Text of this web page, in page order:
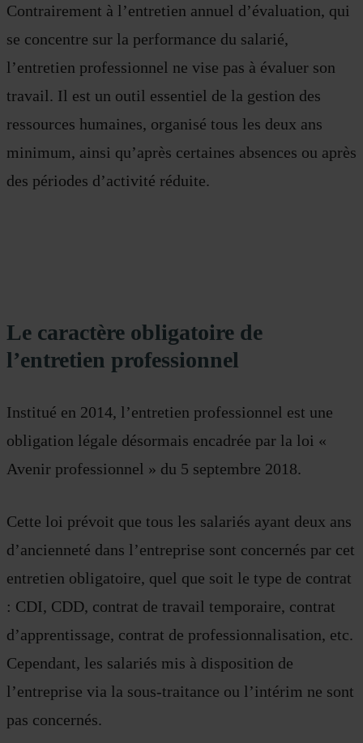
Contrairement à l’entretien annuel d’évaluation, qui
se concentre sur la performance du salarié,
l’entretien professionnel ne vise pas à évaluer son
travail. Il est un outil essentiel de la gestion des
ressources humaines, organisé tous les deux ans
minimum, ainsi qu’après certaines absences ou après
des périodes d’activité réduite.
Le caractère obligatoire de
l’entretien professionnel
Institué en 2014, l’entretien professionnel est une
obligation légale désormais encadrée par la loi «
Avenir professionnel » du 5 septembre 2018.
Cette loi prévoit que tous les salariés ayant deux ans
d’ancienneté dans l’entreprise sont concernés par cet
entretien obligatoire, quel que soit le type de contrat
: CDI, CDD, contrat de travail temporaire, contrat
d’apprentissage, contrat de professionnalisation, etc.
Cependant, les salariés mis à disposition de
l’entreprise via la sous-traitance ou l’intérim ne sont
pas concernés.